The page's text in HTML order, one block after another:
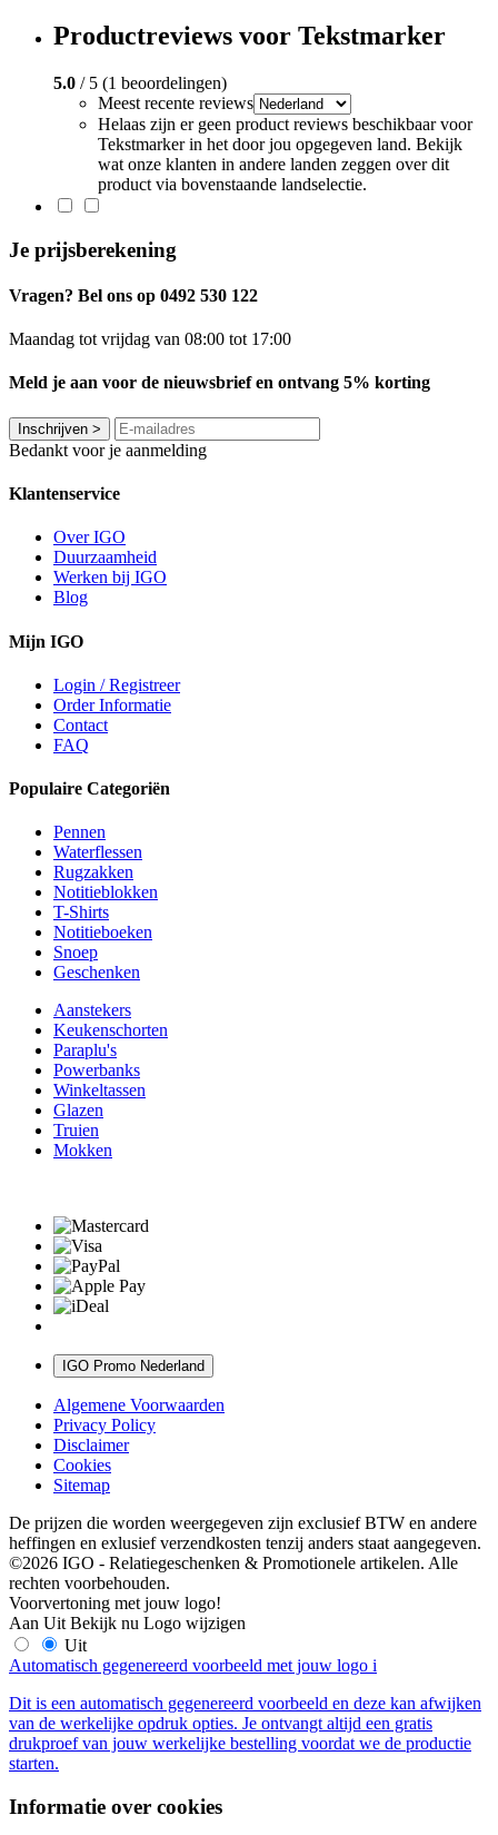
Productreviews voor Tekstmarker
5.0 / 5 (1 beoordelingen)
Meest recente reviews
Helaas zijn er geen product reviews beschikbaar voor
Tekstmarker in het door jou opgegeven land. Bekijk
wat onze klanten in andere landen zeggen over dit
product via bovenstaande landselectie.
Je prijsberekening
Vragen? Bel ons op 0492 530 122
Maandag tot vrijdag van 08:00 tot 17:00
Meld je aan voor de nieuwsbrief en ontvang 5% korting
Inschrijven >
Bedankt voor je aanmelding
Klantenservice
Over IGO
Duurzaamheid
Werken bij IGO
Blog
Mijn IGO
Login / Registreer
Order Informatie
Contact
FAQ
Populaire Categoriën
Pennen
Waterflessen
Rugzakken
Notitieblokken
T-Shirts
Notitieboeken
Snoep
Geschenken
Aanstekers
Keukenschorten
Paraplu's
Powerbanks
Winkeltassen
Glazen
Truien
Mokken
IGO Promo Nederland
Algemene Voorwaarden
Privacy Policy
Disclaimer
Cookies
Sitemap
De prijzen die worden weergegeven zijn exclusief BTW en andere
heffingen en exlusief verzendkosten tenzij anders staat aangegeven.
©2026 IGO - Relatiegeschenken & Promotionele artikelen. Alle
rechten voorbehouden.
Voorvertoning met jouw logo!
Aan Uit Bekijk nu Logo wijzigen
Uit
Automatisch gegenereerd voorbeeld met jouw logo i
Dit is een automatisch gegenereerd voorbeeld en deze kan afwijken
van de werkelijke opdruk opties. Je ontvangt altijd een gratis
drukproef van jouw werkelijke bestelling voordat we de productie
starten.
Informatie over cookies